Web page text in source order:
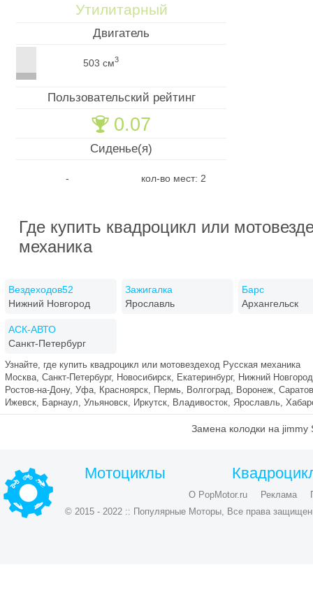
Утилитарный
Двигатель
503 см3
Пользовательский рейтинг
🏆 0.07
Сиденье(я)
- кол-во мест: 2
Где купить квадроцикл или
механика
Вездеходов52
Нижний Новгород
Зажигалка
Ярославль
Барс
Архангельск
АСК-АВТО
Санкт-Петербург
Узнайте, где купить квадроцикл или мотовездеход Русская механика
Москва, Санкт-Петербург, Новосибирск, Екатеринбург, Нижний
Ростов-на-Дону, Уфа, Красноярск, Пермь, Волгоград, Воронеж,
Ижевск, Барнаул, Ульяновск, Иркутск, Владивосток, Ярославль,
Замена колодки на jimmy
Мотоциклы
О PopMotor.ru Реклама
© 2015 - 2022 :: Популярные Моторы, Все права